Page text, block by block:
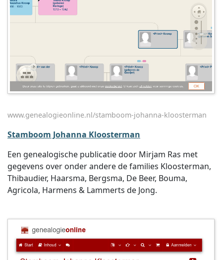
www.genealogieonline.nl/stamboom-johanna-kloosterman
Stamboom Johanna Kloosterman
Een genealogische publicatie door Mirjam Ras met
gegevens over onder andere de families Kloosterman,
Thibaudier, Haarsma, Bergsma, De Beer, Bouma,
Agricola, Harmens & Lammerts de Jong.